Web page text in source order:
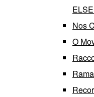
Nos
O